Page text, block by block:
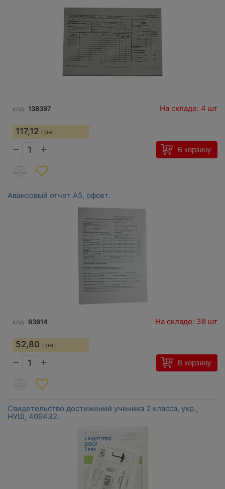
код: 138397 На складе: 4 шт
117,12 грн
− + В корзину
Авансовый отчет A5, офсет.
код: 63614 На складе: 38 шт
52,80 грн
− + В корзину
Свидетельство достижений ученика 2 класса, укр.,
НУШ, 409432.